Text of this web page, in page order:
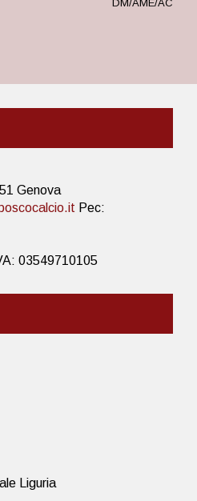
DM/AME/AC
Genova
Pec:
03549710105
Liguria